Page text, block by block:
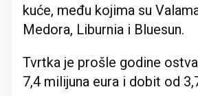
kuće, među kojima su
Medora, Liburnia i Bluesun.
Tvrtka je prošle godine
7,4 milijuna eura i dobit od